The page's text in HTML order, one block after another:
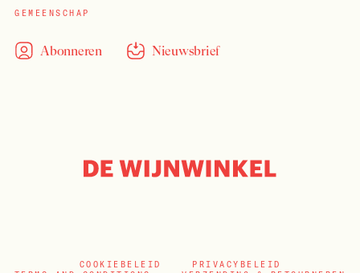
GEMEENSCHAP
Abonneren Nieuwsbrief
COOKIEBELEID
PRIVACYBELEID